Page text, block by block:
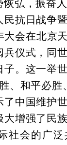
恢弘，振奋
民抗日战争
大会在北京
兵仪式，同
。这一举
、和平必胜
了中国维护
大增强了民
社会的广